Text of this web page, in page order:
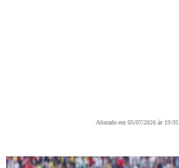
Alterado em 05/07/2026 às 19:35